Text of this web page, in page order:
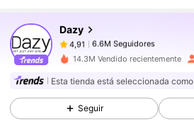
Dazy
4,91
6.6M Seguidores
j***a pagóHace 1 día
4,91 6.6M Seguidores
14.3M Vendido recientemente
Esta tienda está seleccionada como
Seguir